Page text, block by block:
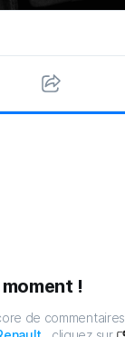
!
de commentaires.